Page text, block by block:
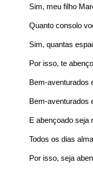
Sim, meu filho
Quanto consolo
Sim, quantas
Por isso, te
Bem-aventurados
Bem-aventurados
E abençoado seja
Todos os dias
Por isso, seja